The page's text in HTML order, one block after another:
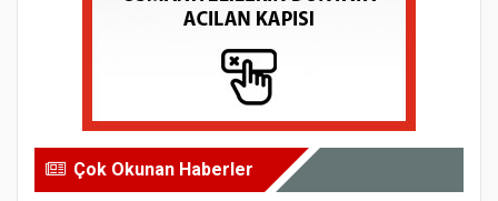
Çok Okunan Haberler